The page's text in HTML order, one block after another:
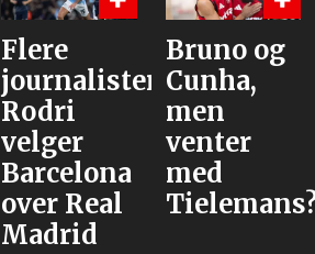
Bruno og
Cunha,
men
venter
med
Tielemans?
Hva er